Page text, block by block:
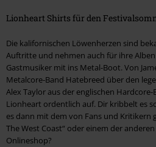
Lionheart Shirts für den
Die kalifornischen Löwenherzen sind
Auftritte und nehmen auch für ihre
Gastmusiker mit ins Metal-Boot. Von
Metalcore-Band Hatebreed über den
Alex Taylor aus der englischen
Lionheart ordentlich auf. Dir kribbelt es
es dann mit dem von Fans und Kritikern
The West Coast“ oder einem der
Onlineshop?